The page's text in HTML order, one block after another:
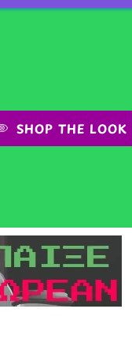
SHOP THE LOOK